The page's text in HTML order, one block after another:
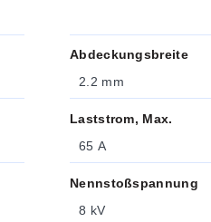
Abdeckungsbreite
2.2 mm
Laststrom, Max.
65 A
Nennstoßspannung
8 kV